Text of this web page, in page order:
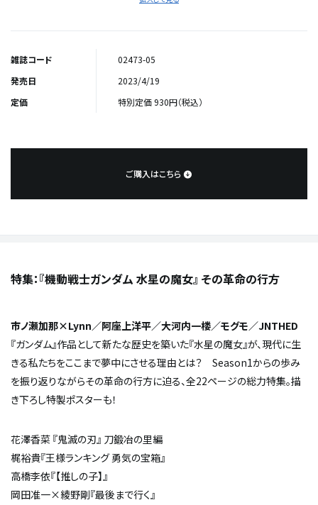
雑誌コード
02473-05
発売日
2023/4/19
定価
特別定価 930円（税込）
ご購入はこちら
特集：『機動戦士ガンダム 水星の魔女』 その革命の行方
市ノ瀬加那×Lynn／阿座上洋平／大河内一楼／モグモ／JNTHED
『ガンダム』作品として新たな歴史を築いた『水星の魔女』が、現代に生
きる私たちをここまで夢中にさせる理由とは？ Season1からの歩み
を振り返りながらその革命の行方に迫る、全22ページの総力特集。描
き下ろし特製ポスターも！
花澤香菜 『鬼滅の刃』 刀鍛冶の里編
梶裕貴『王様ランキング 勇気の宝箱』
高橋李依『【推しの子】』
岡田准一×綾野剛『最後まで行く』